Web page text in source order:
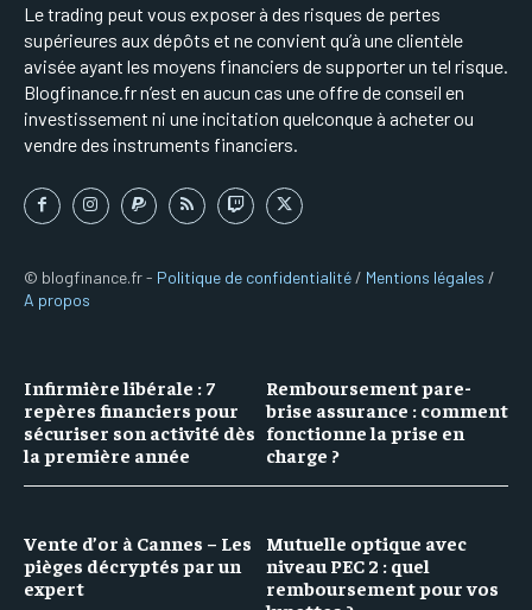
Le trading peut vous exposer à des risques de pertes
supérieures aux dépôts et ne convient qu’à une clientèle
avisée ayant les moyens financiers de supporter un tel risque.
Blogfinance.fr n’est en aucun cas une offre de conseil en
investissement ni une incitation quelconque à acheter ou
vendre des instruments financiers.
© blogfinance.fr - Politique de confidentialité / Mentions légales /
A propos
Infirmière libérale : 7
repères financiers pour
sécuriser son activité dès
la première année
Vente d’or à Cannes – Les
pièges décryptés par un
expert
Remboursement pare-
brise assurance : comment
fonctionne la prise en
charge ?
Mutuelle optique avec
niveau PEC 2 : quel
remboursement pour vos